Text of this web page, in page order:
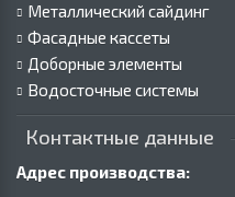
Металлический сайдинг
Фасадные кассеты
Доборные элементы
Водосточные системы
Контактные данные
Адрес производства: